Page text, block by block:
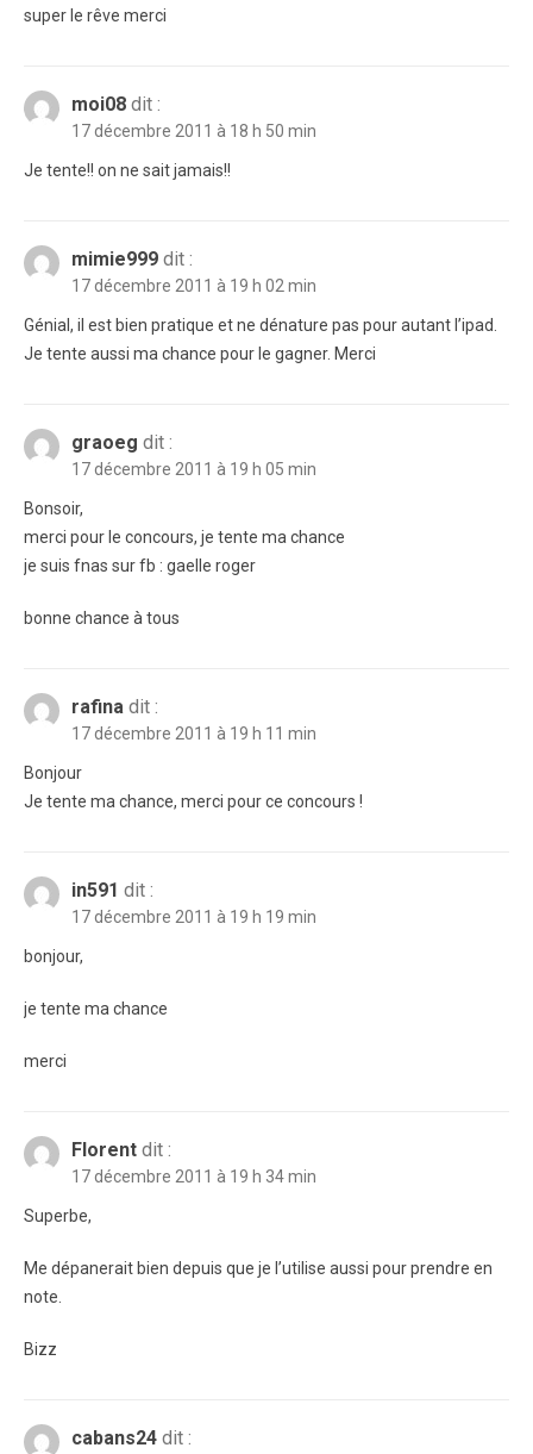
super le rêve merci
moi08 dit :
17 décembre 2011 à 18 h 50 min
Je tente!! on ne sait jamais!!
mimie999 dit :
17 décembre 2011 à 19 h 02 min
Génial, il est bien pratique et ne dénature pas pour autant l’ipad.
Je tente aussi ma chance pour le gagner. Merci
graoeg dit :
17 décembre 2011 à 19 h 05 min
Bonsoir,
merci pour le concours, je tente ma chance
je suis fnas sur fb : gaelle roger
bonne chance à tous
rafina dit :
17 décembre 2011 à 19 h 11 min
Bonjour
Je tente ma chance, merci pour ce concours !
in591 dit :
17 décembre 2011 à 19 h 19 min
bonjour,
je tente ma chance
merci
Florent dit :
17 décembre 2011 à 19 h 34 min
Superbe,
Me dépanerait bien depuis que je l’utilise aussi pour prendre en
note.
Bizz
cabans24 dit :